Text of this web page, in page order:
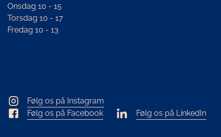
Onsdag 10 - 15
Torsdag 10 - 17
Fredag 10 - 13
Følg os på Instagram
Følg os på Facebook
Følg os på LinkedIn